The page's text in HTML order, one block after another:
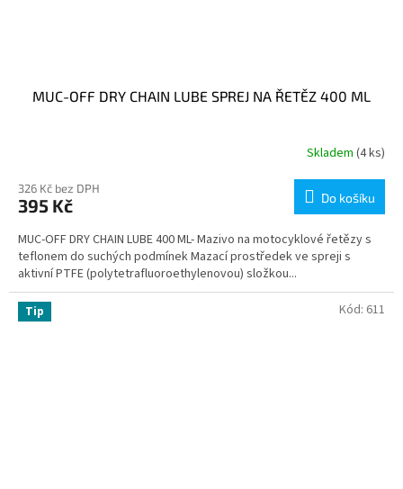
MUC-OFF DRY CHAIN LUBE SPREJ NA ŘETĚZ 400 ML
Skladem (4 ks)
326 Kč bez DPH
395 Kč Do košíku
MUC-OFF DRY CHAIN LUBE 400 ML- Mazivo na motocyklové řetězy s
teflonem do suchých podmínek Mazací prostředek ve spreji s
aktivní PTFE (polytetrafluoroethylenovou) složkou...
Tip Kód: 611